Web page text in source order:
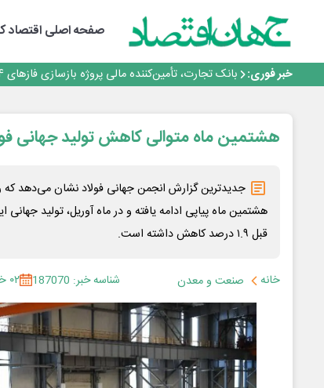
صفحه اصلیاقتصاد
خبر فوری:
برنده این رقابت داستان‌نویسی، انسان نبود!
برگزاری آیین نکوداشت فعالان مواکب مرز شلمچه
بانک تجارت، تأمین‌کننده مالی پروژه بازسازی فازهای ۴ و ۵ پارس حنوبی
جمنای دستیار اصلی گوشی‌های اندرویدی می‌شود
برنده این رقابت داستان‌نویسی، انسان نبود!
برگزاری آیین نکوداشت فعالان مواکب مرز شلمچه
ایران، شریک راهبردی اتحادیه اقتصادی اوراسیا در
هشتمین ماه متوالی کاهش تولید جهانی
جدیدترین گزارش انجمن جهانی فولاد نشان می‌دهد که
هشتمین ماه پیاپی ادامه یافته و در ماه آوریل، تولید
قبل ۱.۹ درصد کاهش داشته است.
خانه صنعت و معدن شناسه خبر: 187070 ۰۲ خرداد ۱۴۰۵